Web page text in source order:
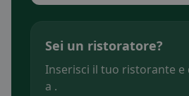
Sei un ristoratore?
Inserisci il tuo ristorante e
a .